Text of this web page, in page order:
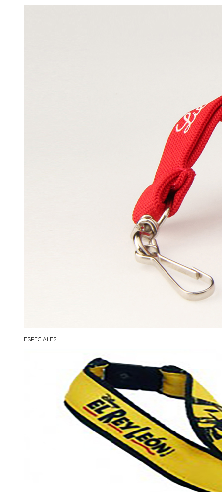
ESPECIALES